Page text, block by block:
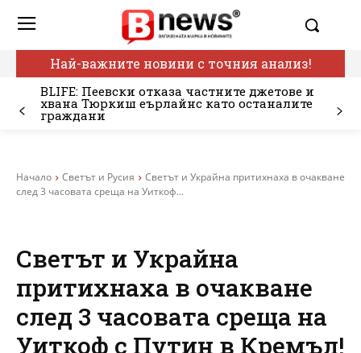
Най-важните новини с точния анализ!
BLIFE: Пеевски отказа частните джетове и
хвана Тюркиш еърлайнс като останалите
граждани
Начало Светът и Русия
Светът и Украйна притихнаха в очакване
след 3 часовата среща на Уиткоф...
Светът и Украйна
притихнаха в очакване
след 3 часовата среща на
Уиткоф с Путин в Кремъл!